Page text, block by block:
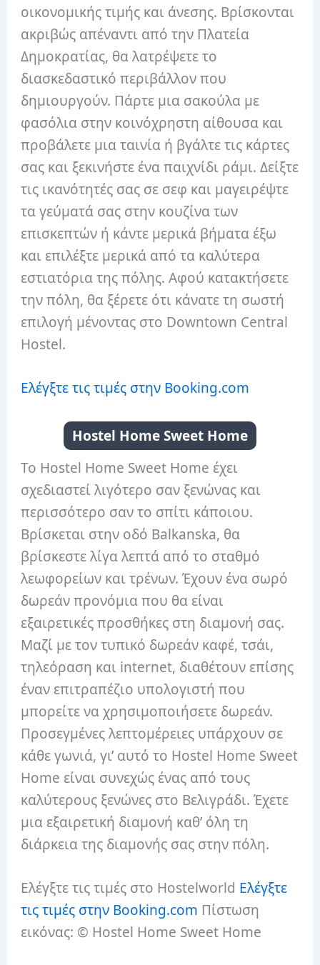
οικονομικής τιμής και άνεσης. Βρίσκονται
ακριβώς απέναντι από την Πλατεία
Δημοκρατίας, θα λατρέψετε το
διασκεδαστικό περιβάλλον που
δημιουργούν. Πάρτε μια σακούλα με
φασόλια στην κοινόχρηστη αίθουσα και
προβάλετε μια ταινία ή βγάλτε τις κάρτες
σας και ξεκινήστε ένα παιχνίδι ράμι. Δείξτε
τις ικανότητές σας σε σεφ και μαγειρέψτε
τα γεύματά σας στην κουζίνα των
επισκεπτών ή κάντε μερικά βήματα έξω
και επιλέξτε μερικά από τα καλύτερα
εστιατόρια της πόλης. Αφού κατακτήσετε
την πόλη, θα ξέρετε ότι κάνατε τη σωστή
επιλογή μένοντας στο Downtown Central
Hostel.
Ελέγξτε τις τιμές στην Booking.com
Hostel Home Sweet Home
Το Hostel Home Sweet Home έχει
σχεδιαστεί λιγότερο σαν ξενώνας και
περισσότερο σαν το σπίτι κάποιου.
Βρίσκεται στην οδό Balkanska, θα
βρίσκεστε λίγα λεπτά από το σταθμό
λεωφορείων και τρένων. Έχουν ένα σωρό
δωρεάν προνόμια που θα είναι
εξαιρετικές προσθήκες στη διαμονή σας.
Μαζί με τον τυπικό δωρεάν καφέ, τσάι,
τηλεόραση και internet, διαθέτουν επίσης
έναν επιτραπέζιο υπολογιστή που
μπορείτε να χρησιμοποιήσετε δωρεάν.
Προσεγμένες λεπτομέρειες υπάρχουν σε
κάθε γωνιά, γι’ αυτό το Hostel Home Sweet
Home είναι συνεχώς ένας από τους
καλύτερους ξενώνες στο Βελιγράδι. Έχετε
μια εξαιρετική διαμονή καθ’ όλη τη
διάρκεια της διαμονής σας στην πόλη.
Ελέγξτε τις τιμές στο Hostelworld Ελέγξτε
τις τιμές στην Booking.com Πίστωση
εικόνας: © Hostel Home Sweet Home